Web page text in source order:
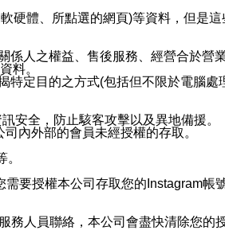
硬體、所點選的網頁)等資料，但是
係人之權益、售後服務、經營合於營
料。
定目的之方式(包括但不限於電腦處
安全，防止駭客攻擊以及異地備援。
內外部的會員未經授權的存取。
要授權本公司存取您的Instagram帳
務人員聯絡，本公司會盡快清除您的